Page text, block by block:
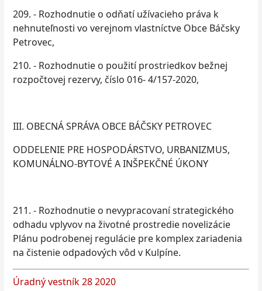
209. - Rozhodnutie o odňatí užívacieho práva k
nehnuteľnosti vo verejnom vlastníctve Obce Báčsky
Petrovec,
210. - Rozhodnutie o použití prostriedkov bežnej
rozpočtovej rezervy, číslo 016- 4/157-2020,
III. OBECNÁ SPRÁVA OBCE BÁČSKY PETROVEC
ODDELENIE PRE HOSPODÁRSTVO, URBANIZMUS,
KOMUNÁLNO-BYTOVÉ A INŠPEKČNÉ ÚKONY
211. - Rozhodnutie o nevypracovaní strategického
odhadu vplyvov na životné prostredie novelizácie
Plánu podrobenej regulácie pre komplex zariadenia
na čistenie odpadových vôd v Kulpíne.
Úradný vestník 28 2020